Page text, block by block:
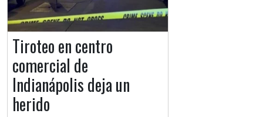
Tiroteo en centro
comercial de
Indianápolis deja un
herido